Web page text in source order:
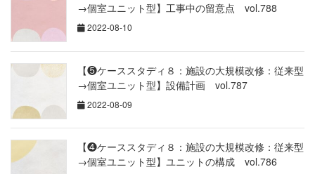
→個室ユニット型】工事中の留意点 vol.788
2022-08-10
【❺ケーススタディ８：施設の大規模改修：従来型
→個室ユニット型】設備計画 vol.787
2022-08-09
【❹ケーススタディ８：施設の大規模改修：従来型
→個室ユニット型】ユニットの構成 vol.786